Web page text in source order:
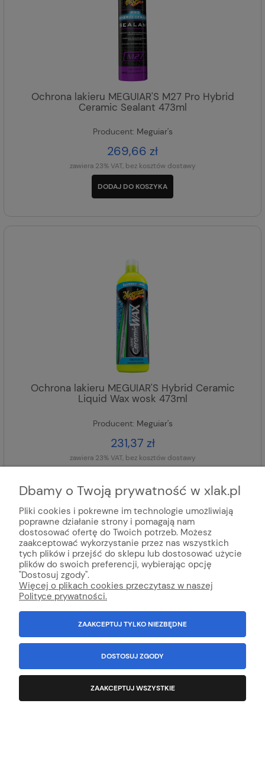
Ochrona lakieru MEGUIAR'S M27 Pro Hybrid
Ceramic Sealant 473ml
Producent: Meguiar's
269,66 zł
zawiera 23% VAT, bez kosztów dostawy
DODAJ DO KOSZYKA
Ochrona lakieru MEGUIAR'S Hybrid Ceramic
Liquid Wax wosk 473ml
Producent: Meguiar's
231,37 zł
zawiera 23% VAT, bez kosztów dostawy
Sealant Spray 500ml
Dbamy o Twoją prywatność w xlak.pl
Pliki cookies i pokrewne im technologie umożliwiają
poprawne działanie strony i pomagają nam
dostosować ofertę do Twoich potrzeb. Możesz
zaakceptować wykorzystanie przez nas wszystkich
tych plików i przejść do sklepu lub dostosować użycie
plików do swoich preferencji, wybierając opcję
"Dostosuj zgody".
Więcej o plikach cookies przeczytasz w naszej
Polityce prywatności.
ZAAKCEPTUJ TYLKO NIEZBĘDNE
DOSTOSUJ ZGODY
ZAAKCEPTUJ WSZYSTKIE